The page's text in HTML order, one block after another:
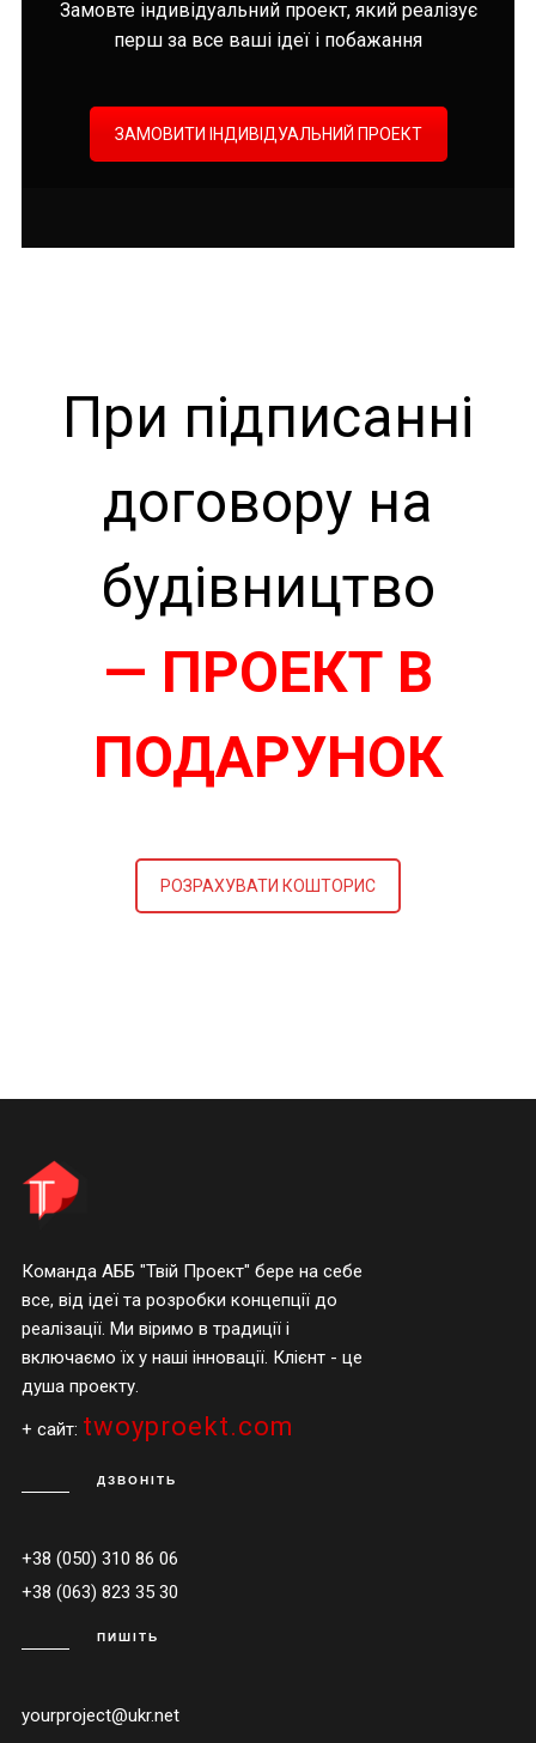
Замовте індивідуальний проект, який реалізує
перш за все ваші ідеї і побажання
ЗАМОВИТИ ІНДИВІДУАЛЬНИЙ ПРОЕКТ
При підписанні
договору на
будівництво
— ПРОЕКТ В
ПОДАРУНОК
РОЗРАХУВАТИ КОШТОРИС
Команда АББ "Твій Проект" бере на себе
все, від ідеї та розробки концепції до
реалізації. Ми віримо в традиції і
включаємо їх у наші інновації. Клієнт - це
душа проекту.
+ сайт: twoyproekt.com
ДЗВОНІТЬ
+38 (050) 310 86 06
+38 (063) 823 35 30
ПИШІТЬ
yourproject@ukr.net